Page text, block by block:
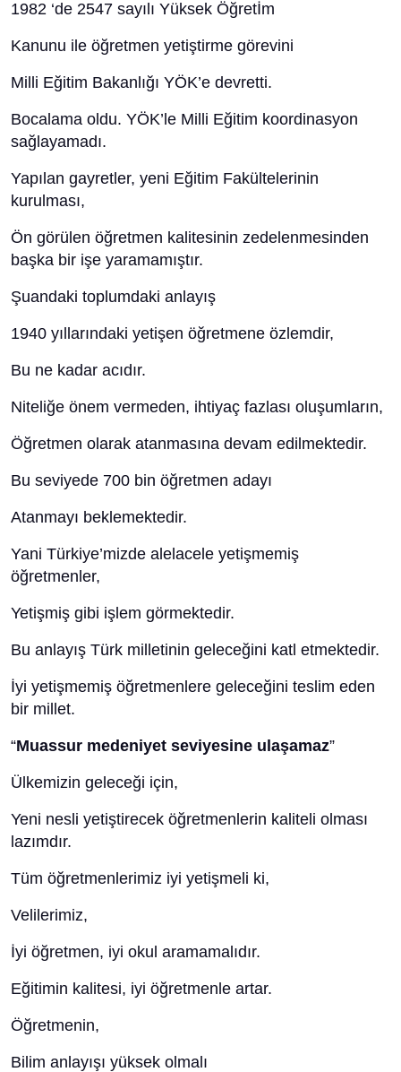
1982 ‘de 2547 sayılı Yüksek Öğretİm
Kanunu ile öğretmen yetiştirme görevini
Milli Eğitim Bakanlığı YÖK’e devretti.
Bocalama oldu. YÖK’le Milli Eğitim koordinasyon
sağlayamadı.
Yapılan gayretler, yeni Eğitim Fakültelerinin
kurulması,
Ön görülen öğretmen kalitesinin zedelenmesinden
başka bir işe yaramamıştır.
Şuandaki toplumdaki anlayış
1940 yıllarındaki yetişen öğretmene özlemdir,
Bu ne kadar acıdır.
Niteliğe önem vermeden, ihtiyaç fazlası oluşumların,
Öğretmen olarak atanmasına devam edilmektedir.
Bu seviyede 700 bin öğretmen adayı
Atanmayı beklemektedir.
Yani Türkiye’mizde alelacele yetişmemiş
öğretmenler,
Yetişmiş gibi işlem görmektedir.
Bu anlayış Türk milletinin geleceğini katl etmektedir.
İyi yetişmemiş öğretmenlere geleceğini teslim eden
bir millet.
“Muassur medeniyet seviyesine ulaşamaz”
Ülkemizin geleceği için,
Yeni nesli yetiştirecek öğretmenlerin kaliteli olması
lazımdır.
Tüm öğretmenlerimiz iyi yetişmeli ki,
Velilerimiz,
İyi öğretmen, iyi okul aramamalıdır.
Eğitimin kalitesi, iyi öğretmenle artar.
Öğretmenin,
Bilim anlayışı yüksek olmalı